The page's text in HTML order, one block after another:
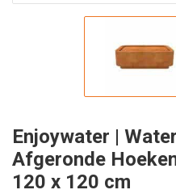
Enjoywater |
Afgeronde
120 x 120 cm